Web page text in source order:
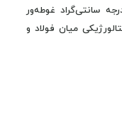
حمام مذاب روی با دمای حدود ۴۵۰ درجه سانتی‌گراد غوطه‌ور
میان فولاد و